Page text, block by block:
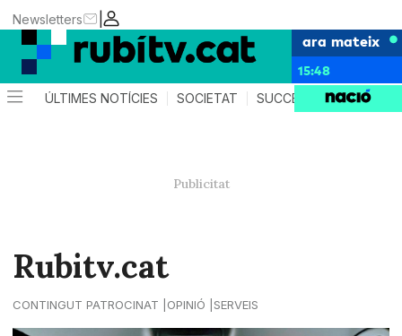
|
Newsletters
ara mateix
15:48
ÚLTIMES NOTÍCIES SOCIETAT SUCCESSOS
Rubitv.cat
CONTINGUT PATROCINAT OPINIÓ SERVEIS